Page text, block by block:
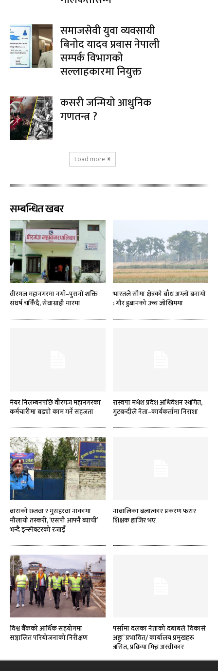
समाजसेवी युवा व्यवसायी
बिनोद यादव प्रवास नेपाली
सम्पर्क विभागको
सल्लाहकारमा नियुक्त
कसरी जन्मियो आधुनिक
गणतन्त्र ?
Load more
सम्बन्धित खबर
वीरगज महानगरमा नयाँ–पुरानो शक्ति
संघर्ष चर्किँदै, सेवाग्राही मारमा
भारतले सीमा क्षेत्रको बाँध अग्लो बनायो
: गौर डुबानको उच्च जोखिममा
मेयर निलम्बनपछि वीरगज महानगरका
कर्मचारीमा बढ्यो काम गर्ने सहजता
रास्वपा मधेश प्रदेश अधिवेशन स्थगित,
गुटबन्दीले नेता–कार्यकर्तामा निराशा
बाराको छतवा र मुसहरवा नाकामा
मौलायो तस्करी, ‘एसपी आफ्नै ब्याची’
भन्दै इन्स्पेक्टरको रजाइँ
नाबालिका बलात्कार प्रकरण फरार
शिक्षक हाजिर भए
विश्व बैंकको आर्थिक सहयोगमा
सञ्चालित परियोजनाको निरीक्षण
पर्सामा दलका नेताको दबाबले ‘विकासे
अड्डा’ प्रभावित/ कार्यालय प्रमुखहरू
त्रसित, प्रक्रिया मिच्न अस्वीकार